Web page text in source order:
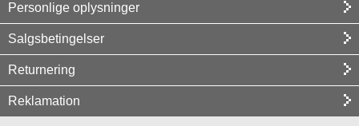
Personlige oplysninger
Salgsbetingelser
Returnering
Reklamation